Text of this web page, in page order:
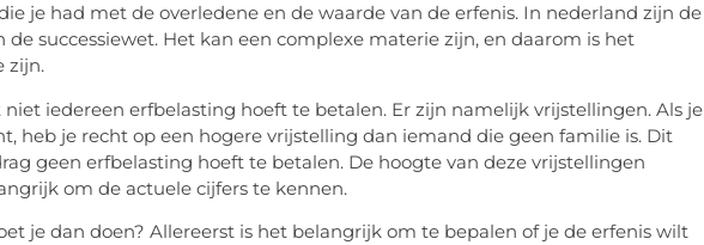
je had met de overledene en de waarde van de erfenis. In nederland zijn de
successiewet. Het kan een complexe materie zijn, en daarom is het
zijn.
iedereen erfbelasting hoeft te betalen. Er zijn namelijk vrijstellingen. Als je
heb je recht op een hogere vrijstelling dan iemand die geen familie is. Dit
geen erfbelasting hoeft te betalen. De hoogte van deze vrijstellingen
om de actuele cijfers te kennen.
je dan doen? Allereerst is het belangrijk om te bepalen of je de erfenis wilt